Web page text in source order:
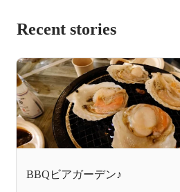
Recent stories
BBQビアガーデン♪